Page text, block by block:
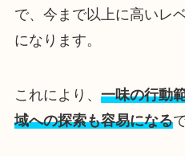
で、今まで以上に高いレ
になります。
これにより、 一味の行動
域への探索も容易になる